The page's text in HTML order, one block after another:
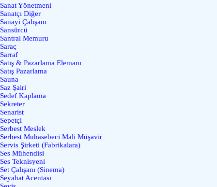
Sanat Yönetmeni
Sanatçı Diğer
Sanayi Çalışanı
Sansürcü
Santral Memuru
Saraç
Sarraf
Satış & Pazarlama Elemanı
Satış Pazarlama
Sauna
Saz Şairi
Sedef Kaplama
Sekreter
Senarist
Sepetçi
Serbest Meslek
Serbest Muhasebeci Mali Müşavir
Servis Şirketi (Fabrikalara)
Ses Mühendisi
Ses Teknisyeni
Set Çalışanı (Sinema)
Seyahat Acentası